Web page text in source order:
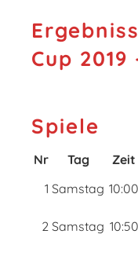
Cup
Spiele
Nr Tag Zeit
1 Samstag 10:00
2 Samstag 10:50